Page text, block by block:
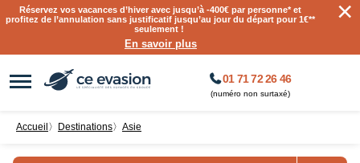
Réservez vos vacances d’hiver avec jusqu’à-400€ par personne* et
profitez de l’annulation sans justificatif jusqu’au jour du départ pour 1€**
seulement !
En savoir plus
×
01 71 72 26 46
(numéro non surtaxé)
Accueil 〉 destinations〉 Asie